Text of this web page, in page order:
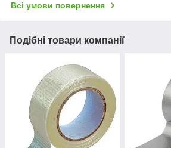
Всі умови повернення
Подібні товари компанії